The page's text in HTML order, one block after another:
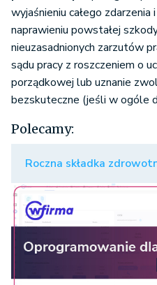
wyjaśnieniu całego
naprawieniu powstałej
nieuzasadnionych zarzutów
sądu pracy z roszczeniem o
porządkowej lub uznanie
bezskuteczne (jeśli w ogóle
Polecamy:
Roczna składka